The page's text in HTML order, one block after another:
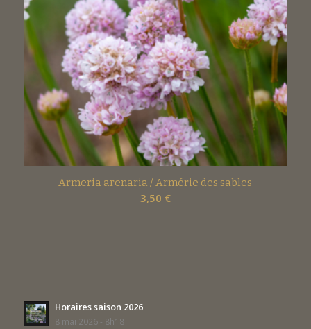
Armeria arenaria / Armérie des sables
3,50 €
Horaires saison 2026
8 mai 2026 - 8h18